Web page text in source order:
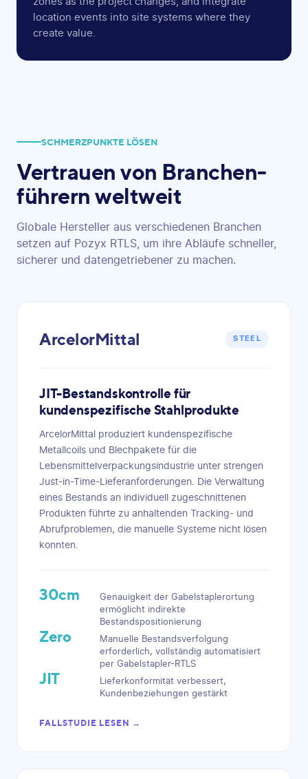
location events into site systems where they
create value.
SCHMERZPUNKTE LÖSEN
Vertrauen von Branchen-
führern weltweit
Globale Hersteller aus verschiedenen Branchen
setzen auf Pozyx RTLS, um ihre Abläufe schneller,
sicherer und datengetriebener zu machen.
ArcelorMittal STEEL
JIT-Bestandskontrolle für
kundenspezifische Stahlprodukte
ArcelorMittal produziert kundenspezifische
Metallcoils und Blechpakete für die
Lebensmittelverpackungsindustrie unter strengen
Just-in-Time-Lieferanforderungen. Die Verwaltung
eines Bestands an individuell zugeschnittenen
Produkten führte zu anhaltenden Tracking- und
Abrufproblemen, die manuelle Systeme nicht lösen
konnten.
30cm
Genauigkeit der Gabelstaplerortung
ermöglicht indirekte
Bestandspositionierung
Zero
Manuelle Bestandsverfolgung
erforderlich, vollständig automatisiert
per Gabelstapler-RTLS
JIT
Lieferkonformität verbessert,
Kundenbeziehungen gestärkt
FALLSTUDIE LESEN →